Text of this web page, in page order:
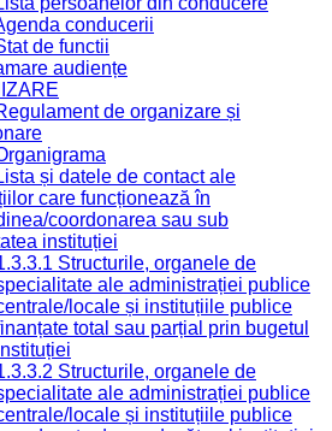
conducerii
de functii
audiențe
de organizare și
și datele de contact ale
care funcționează în
coordonarea sau sub
instituției
Structurile, organele de
ale administrației publice
locale și instituțiile publice
total sau parțial prin bugetul
Structurile, organele de
ale administrației publice
locale și instituțiile publice